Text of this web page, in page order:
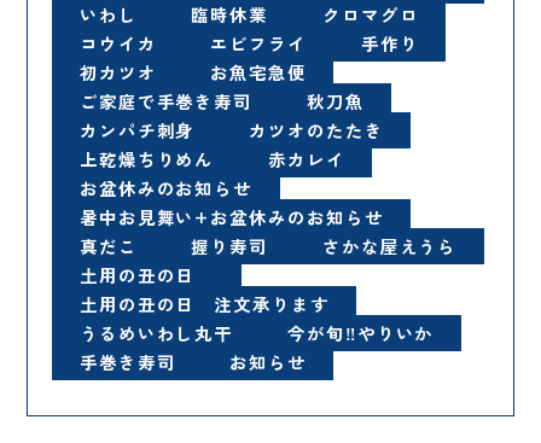
いわし
臨時休業
クロマグロ
コウイカ
エビフライ
手作り
初カツオ
お魚宅急便
ご家庭で手巻き寿司
秋刀魚
カンパチ刺身
カツオのたたき
上乾燥ちりめん
赤カレイ
お盆休みのお知らせ
暑中お見舞い+お盆休みのお知らせ
真だこ
握り寿司
さかな屋えうら
土用の丑の日
土用の丑の日 注文承ります
うるめいわし丸干
今が旬‼️やりいか
手巻き寿司
お知らせ